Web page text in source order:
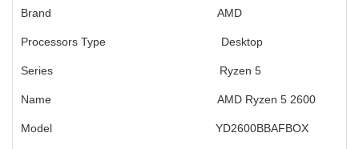
Brand AMD
Processors Type Desktop
Series Ryzen 5
Name AMD Ryzen 5 2600
Model YD2600BBAFBOX